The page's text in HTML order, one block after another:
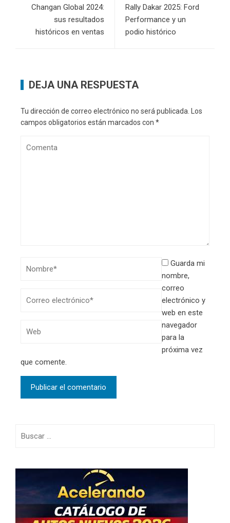
Changan Global 2024:
sus resultados
históricos en ventas
Rally Dakar 2025: Ford
Performance y un
podio histórico
DEJA UNA RESPUESTA
Tu dirección de correo electrónico no será publicada.
Los
campos obligatorios están marcados con *
Guarda mi
nombre,
correo
electrónico y
web en este
navegador
para la
próxima vez
que comente.